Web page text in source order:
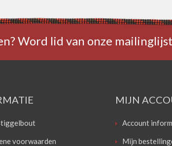
Word lid van onze
voorwaarden
MIJN
Account
Mijn